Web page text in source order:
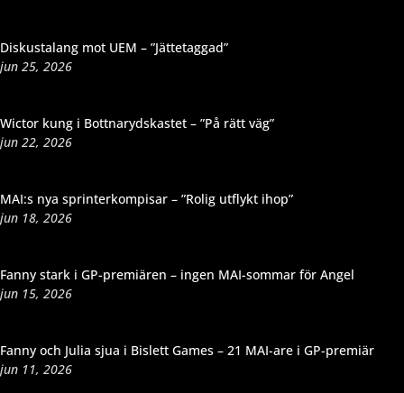
Diskustalang mot UEM – ”Jättetaggad”
jun 25, 2026
Wictor kung i Bottnarydskastet – ”På rätt väg”
jun 22, 2026
MAI:s nya sprinterkompisar – ”Rolig utflykt ihop”
jun 18, 2026
Fanny stark i GP-premiären – ingen MAI-sommar för Angel
jun 15, 2026
Fanny och Julia sjua i Bislett Games – 21 MAI-are i GP-premiär
jun 11, 2026